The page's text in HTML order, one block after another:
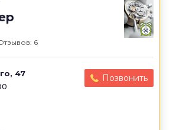
6
47
Позвонить